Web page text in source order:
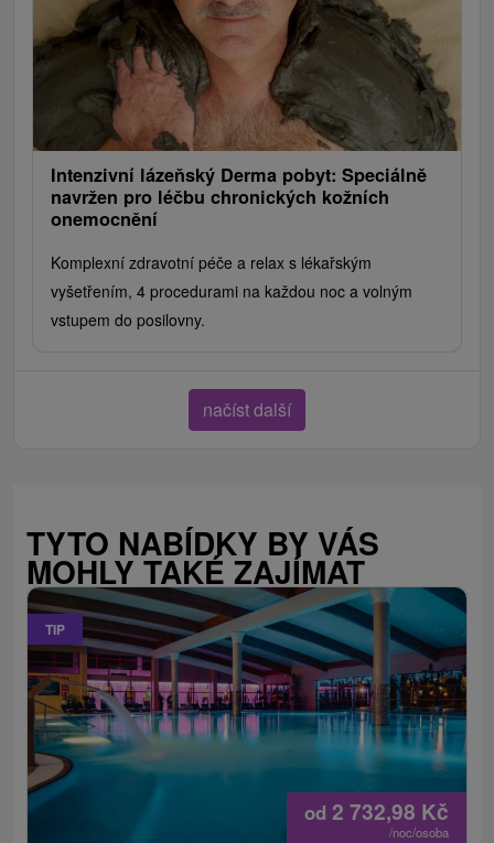
Intenzivní lázeňský Derma pobyt: Speciálně
navržen pro léčbu chronických kožních
onemocnění
Komplexní zdravotní péče a relax s lékařským
vyšetřením, 4 procedurami na každou noc a volným
vstupem do posilovny.
načíst další
TYTO NABÍDKY BY VÁS
MOHLY TAKÉ ZAJÍMAT
TIP
od 2 732,98 Kč
/noc/osoba